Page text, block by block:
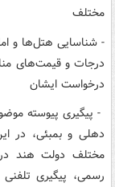
مختلف
- شناسایی هتل‌ها و
درجات و قیمت‌های
درخواست ایشان
- پیگیری پیوسته
دهلی و بمبئی، در
مختلف دولت هند
رسمی، پیگیری